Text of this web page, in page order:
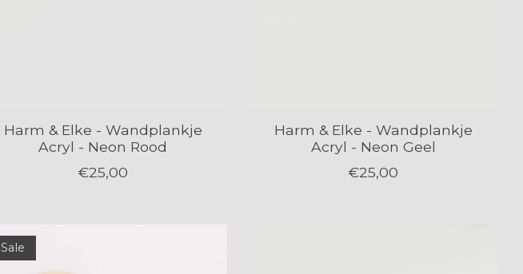
Harm & Elke - Wandplankje
Acryl - Neon Rood
€25,00
Harm & Elke - Wandplankje
Acryl - Neon Geel
€25,00
Sale